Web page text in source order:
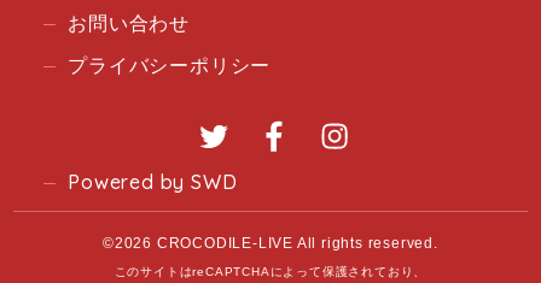
お問い合わせ
プライバシーポリシー
Twitter Facebook
Powered by SWD
©2026 CROCODILE-LIVE All rights reserved.
このサイトはreCAPTCHAによって保護されており、